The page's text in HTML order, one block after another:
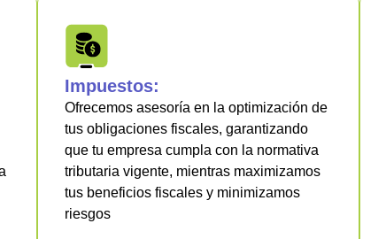
Impuestos:
Ofrecemos asesoría en la optimización de
tus obligaciones fiscales, garantizando
que tu empresa cumpla con la normativa
tributaria vigente, mientras maximizamos
tus beneficios fiscales y minimizamos
riesgos